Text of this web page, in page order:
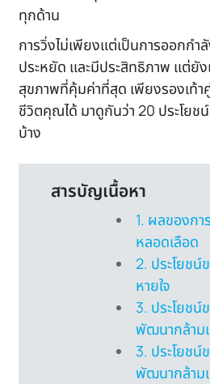
ทุกด้าน
การวิ่งไม่เพียงแต่เป็นการออกกำ
ประหยัด และมีประสิทธิภาพ แต่ยั
สุขภาพที่คุ้มค่าที่สุด เพียงรองเท้า
ชีวิตคุณได้ มาดูกันว่า 20 ประโยช
บ้าง
สารบัญเนื้อหา
1. ผลของกา
หลอดเลือด
2. ประโยชน์
หายใจ
3. ประโยชน์
พัฒนากล้าม
3. ประโยชน์
พัฒนากล้าม